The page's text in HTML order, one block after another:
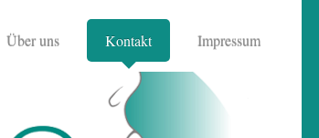
Über uns Kontakt Impressum